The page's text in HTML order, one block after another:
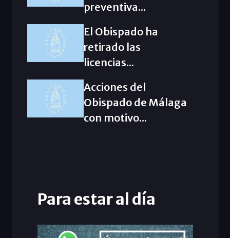
preventiva...
El Obispado ha
retirado las
licencias...
Acciones del
Obispado de Málaga
con motivo...
Para estar al día